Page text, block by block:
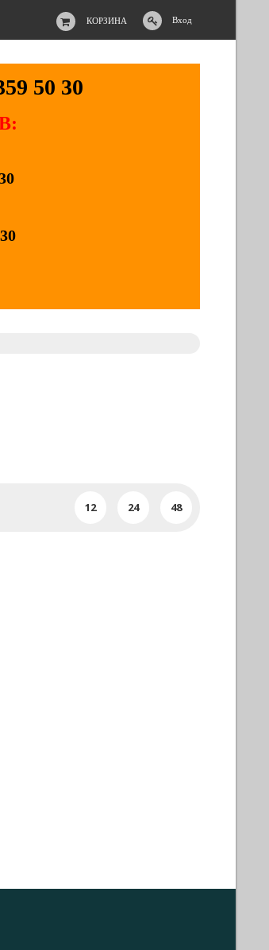
КОРЗИНА Вход
50 30
12 24 48